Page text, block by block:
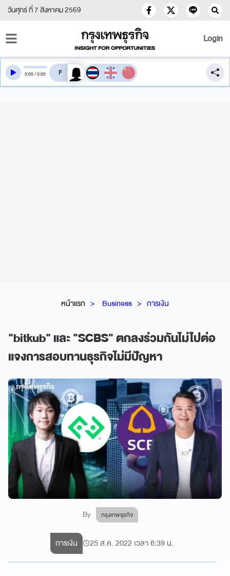
วันศุกร์ ที่ 7 สิงหาคม 2569
Login
หน้าแรก Business การเงิน
"bitkub" และ "SCBS" ตกลงร่วมกันไม่ไปต่อ
แจงการสอบทานธุรกิจไม่มีปัญหา
By กรุงเทพธุรกิจ
0:00/0:00 สลับเสียงอ่าน
การเงิน 25 ส.ค. 2022 เวลา 6:39 น.